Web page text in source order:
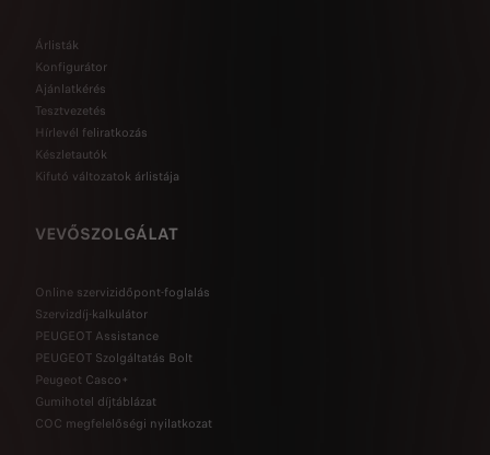
Árlisták
Konfigurátor
Ajánlatkérés
Tesztvezetés
Hírlevél feliratkozás
Készletautók
Kifutó változatok árlistája
VEVŐSZOLGÁLAT
Online szervizidőpont-foglalás
Szervizdíj-kalkulátor
PEUGEOT Assistance
PEUGEOT Szolgáltatás Bolt
Peugeot Casco+
Gumihotel díjtáblázat
COC megfelelőségi nyilatkozat